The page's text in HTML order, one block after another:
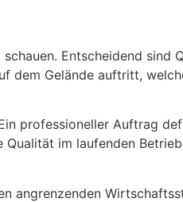
Entscheidend sind
dem Gelände auftritt,
professioneller Auftrag
im laufenden
angrenzenden